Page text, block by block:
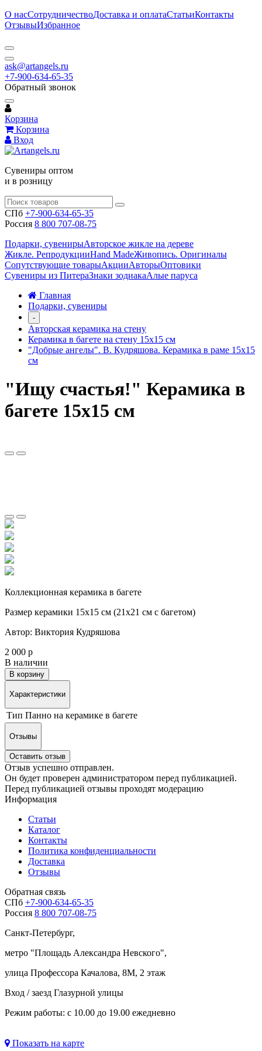
О насСотрудничествоДоставка и оплатаСтатьиКонтакты
ОтзывыИзбранное
ask@artangels.ru
+7-900-634-65-35
Обратный звонок
Корзина
Корзина
Вход
Сувениры оптом
и в розницу
СПб +7-900-634-65-35
Россия 8 800 707-08-75
Подарки, сувенирыАвторское жикле на дереве
Жикле. РепродукцииHand MadeЖивопись. Оригиналы
Сопутствующие товарыАкцииАвторыОптовики
Сувениры из ПитераЗнаки зодиакаАлые паруса
Главная
Подарки, сувениры
-
Авторская керамика на стену
Керамика в багете на стену 15х15 см
"Добрые ангелы". В. Кудряшова. Керамика в раме 15х15
см
"Ищу счастья!" Керамика в
багете 15х15 см
Коллекционная керамика в багете
Размер керамики 15х15 см (21х21 см с багетом)
Автор: Виктория Кудряшова
2 000 р
В наличии
В корзину
Характеристики
Тип Панно на керамике в багете
Отзывы
Оставить отзыв
Отзыв успешно отправлен.
Он будет проверен администратором перед публикацией.
Перед публикацией отзывы проходят модерацию
Информация
Статьи
Каталог
Контакты
Политика конфиденциальности
Доставка
Отзывы
Обратная связь
СПб +7-900-634-65-35
Россия 8 800 707-08-75
Санкт-Петербург,
метро "Площадь Александра Невского",
улица Профессора Качалова, 8М, 2 этаж
Вход / заезд Глазурной улицы
Режим работы: с 10.00 до 19.00 ежедневно
Показать на карте